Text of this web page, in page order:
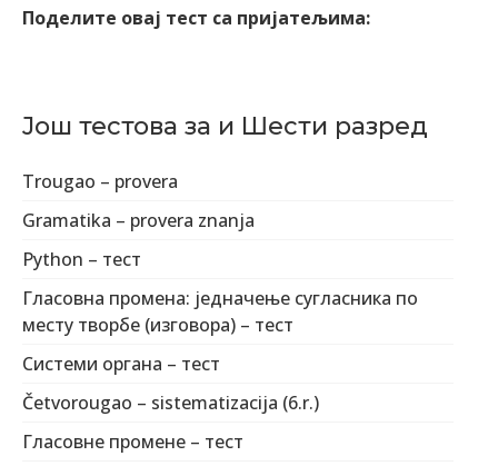
Поделите овај тест са пријатељима:
Још тестова за и Шести разред
Trougao – provera
Gramatika – provera znanja
Python – тест
Гласовна промена: једначење сугласника по
месту творбе (изговора) – тест
Системи органа – тест
Četvorougao – sistematizacija (6.r.)
Гласовне промене – тест